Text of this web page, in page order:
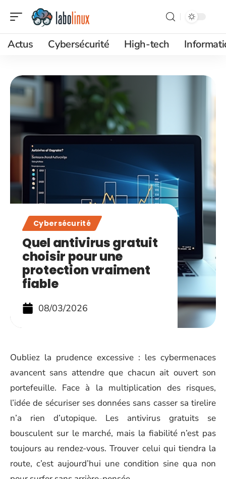
Actus Cybersécurité High-tech
Cybersécurité
Quel antivirus gratuit
choisir pour une
protection vraiment
fiable
08/03/2026
Oubliez la prudence excessive : les cybermenaces
avancent sans attendre que chacun ait ouvert son
portefeuille. Face à la multiplication des risques,
l’idée de sécuriser ses données sans casser sa tirelire
n’a rien d’utopique. Les antivirus gratuits se
bousculent sur le marché, mais la fiabilité n’est pas
toujours au rendez-vous. Trouver celui qui tiendra la
route, c’est aujourd’hui une condition sine qua non